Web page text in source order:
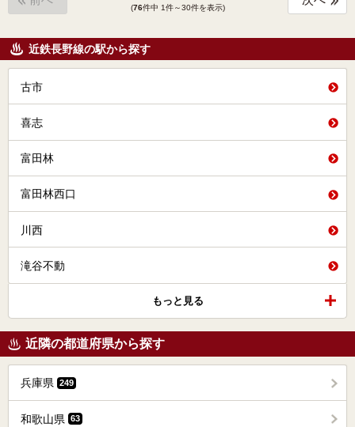
(76件中 1件～30件を表示)
近鉄長野線の駅から探す
古市
喜志
富田林
富田林西口
川西
滝谷不動
もっと見る
近隣の都道府県から探す
兵庫県 249
和歌山県 63